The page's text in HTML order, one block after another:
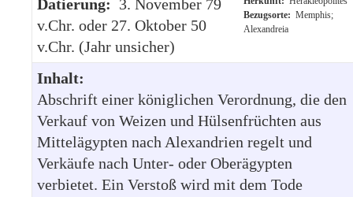
Datierung: 3. November 79
v.Chr. oder 27. Oktober 50
v.Chr. (Jahr unsicher)
Bezugsorte: Memphis;
Alexandreia
Inhalt:
Abschrift einer königlichen Verordnung, die den
Verkauf von Weizen und Hülsenfrüchten aus
Mittelägypten nach Alexandrien regelt und
Verkäufe nach Unter- oder Oberägypten
verbietet. Ein Verstoß wird mit dem Tode